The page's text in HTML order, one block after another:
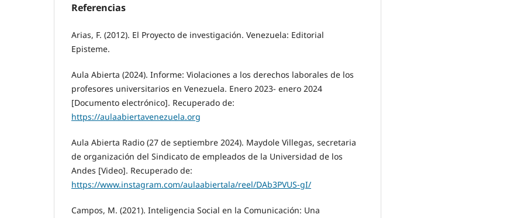
Referencias
Arias, F. (2012). El Proyecto de investigación. Venezuela: Editorial
Episteme.
Aula Abierta (2024). Informe: Violaciones a los derechos laborales de los
profesores universitarios en Venezuela. Enero 2023- enero 2024
[Documento electrónico]. Recuperado de:
https://aulaabiertavenezuela.org
Aula Abierta Radio (27 de septiembre 2024). Maydole Villegas, secretaria
de organización del Sindicato de empleados de la Universidad de los
Andes [Video]. Recuperado de:
https://www.instagram.com/aulaabiertala/reel/DAb3PVUS-gI/
Campos, M. (2021). Inteligencia Social en la Comunicación: Una